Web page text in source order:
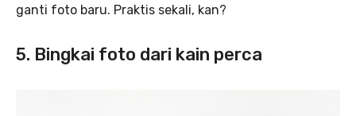
ganti foto baru. Praktis sekali, kan?
5. Bingkai foto dari kain perca